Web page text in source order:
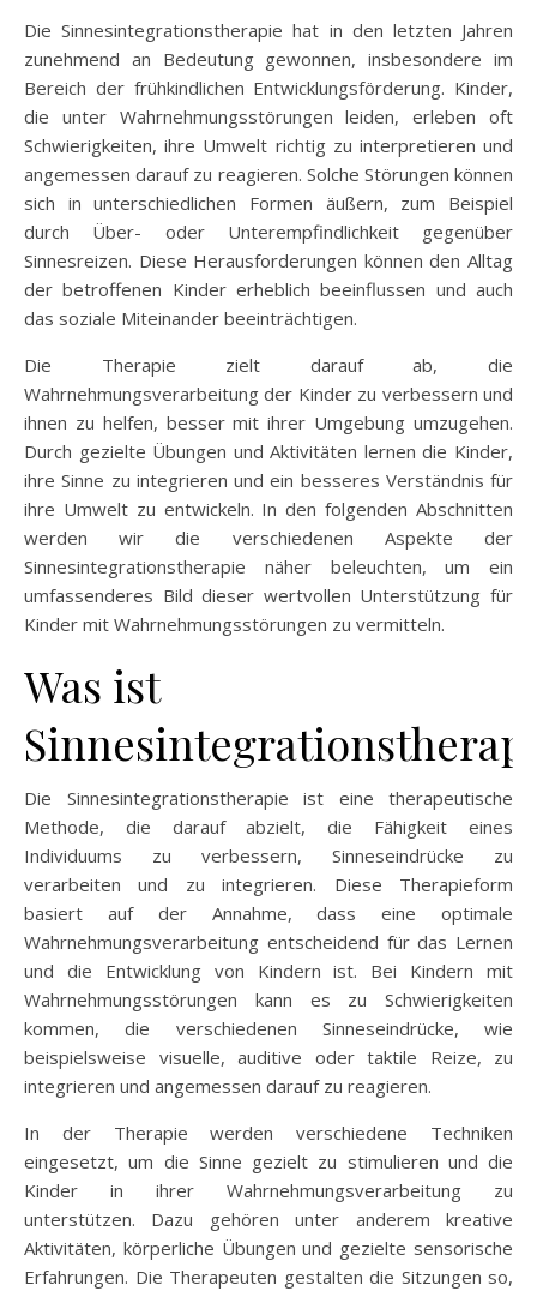
Die Sinnesintegrationstherapie hat in den letzten Jahren
zunehmend an Bedeutung gewonnen, insbesondere im
Bereich der frühkindlichen Entwicklungsförderung. Kinder,
die unter Wahrnehmungsstörungen leiden, erleben oft
Schwierigkeiten, ihre Umwelt richtig zu interpretieren und
angemessen darauf zu reagieren. Solche Störungen können
sich in unterschiedlichen Formen äußern, zum Beispiel
durch Über- oder Unterempfindlichkeit gegenüber
Sinnesreizen. Diese Herausforderungen können den Alltag
der betroffenen Kinder erheblich beeinflussen und auch
das soziale Miteinander beeinträchtigen.
Die Therapie zielt darauf ab, die
Wahrnehmungsverarbeitung der Kinder zu verbessern und
ihnen zu helfen, besser mit ihrer Umgebung umzugehen.
Durch gezielte Übungen und Aktivitäten lernen die Kinder,
ihre Sinne zu integrieren und ein besseres Verständnis für
ihre Umwelt zu entwickeln. In den folgenden Abschnitten
werden wir die verschiedenen Aspekte der
Sinnesintegrationstherapie näher beleuchten, um ein
umfassenderes Bild dieser wertvollen Unterstützung für
Kinder mit Wahrnehmungsstörungen zu vermitteln.
Was ist
Die Sinnesintegrationstherapie ist eine therapeutische
Methode, die darauf abzielt, die Fähigkeit eines
Individuums zu verbessern, Sinneseindrücke zu
verarbeiten und zu integrieren. Diese Therapieform
basiert auf der Annahme, dass eine optimale
Wahrnehmungsverarbeitung entscheidend für das Lernen
und die Entwicklung von Kindern ist. Bei Kindern mit
Wahrnehmungsstörungen kann es zu Schwierigkeiten
kommen, die verschiedenen Sinneseindrücke, wie
beispielsweise visuelle, auditive oder taktile Reize, zu
integrieren und angemessen darauf zu reagieren.
In der Therapie werden verschiedene Techniken
eingesetzt, um die Sinne gezielt zu stimulieren und die
Kinder in ihrer Wahrnehmungsverarbeitung zu
unterstützen. Dazu gehören unter anderem kreative
Aktivitäten, körperliche Übungen und gezielte sensorische
Erfahrungen. Die Therapeuten gestalten die Sitzungen so,